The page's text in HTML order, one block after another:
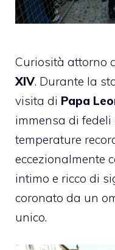
Curiosità attorno
XIV. Durante la
visita di Papa
immensa di
temperature
eccezionalmente
intimo e ricco di
coronato da un
unico.